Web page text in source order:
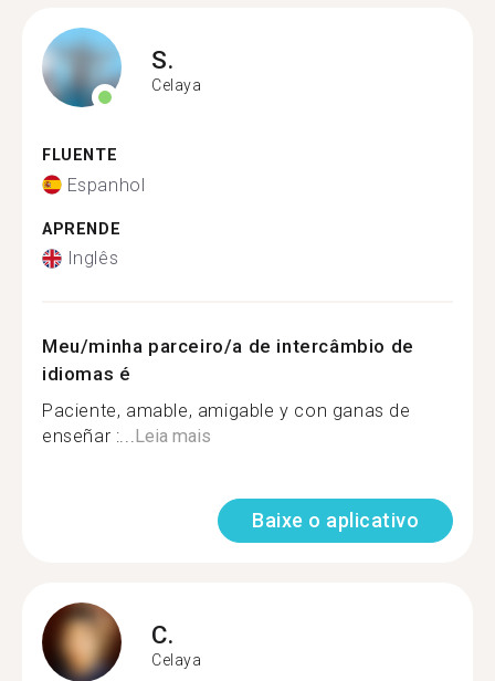
S.
Celaya
FLUENTE
Espanhol
APRENDE
Inglês
Meu/minha parceiro/a de intercâmbio de
idiomas é
Paciente, amable, amigable y con ganas de
enseñar :...Leia mais
Baixe o aplicativo
C.
Celaya